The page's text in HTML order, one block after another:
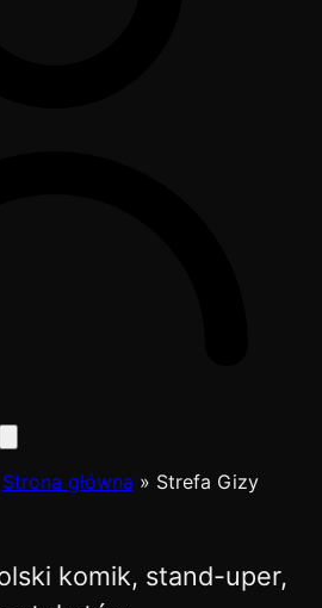
Strona główna » Strefa Gizy
komik, stand-uper,